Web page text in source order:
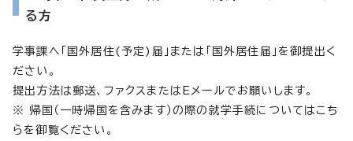
る方
学事課へ「国外居住(予定)届」または「国外居住届」を御提出く
ださい。
提出方法は郵送、ファクスまたはEメールでお願いします。
※ 帰国（一時帰国を含みます）の際の就学手続についてはこち
らを御覧ください。